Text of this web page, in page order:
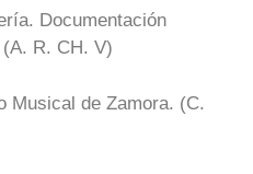
Documentación
R. CH. V)
Musical de Zamora. (C.